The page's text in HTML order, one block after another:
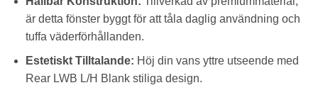
är detta fönster byggt för att tåla daglig användning och
tuffa väderförhållanden.
Estetiskt Tilltalande: Höj din vans yttre utseende med
Rear LWB L/H Blank stiliga design.